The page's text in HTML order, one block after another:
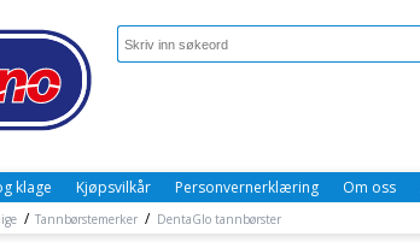
klage Kjøpsvilkår Personvernerklæring Om oss
/ Tannbørstemerker / DentaGlo tannbørster